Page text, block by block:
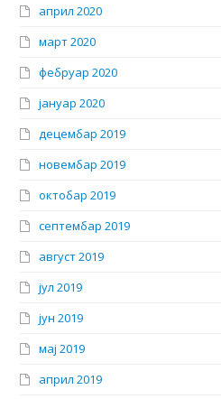
април 2020
март 2020
фебруар 2020
јануар 2020
децембар 2019
новембар 2019
октобар 2019
септембар 2019
август 2019
јул 2019
јун 2019
мај 2019
април 2019